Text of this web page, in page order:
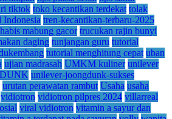
tiktok toko kecantikan terdekat tolak
Indonesia tren-kecantikan-terbaru-2025
mabung gacor trucukan rajin bunyi
daging tunjangan guru tutorial
tutorial menghitung cepat uban
ujian madrasah UMKM kuliner unilever
unilever-joongdunk-sukses
urutan perawatan rambut Usaha usaha
vidiotron vidiotron pilpres 2024 villarreal
viral vidiotron vitamin a sayur dan